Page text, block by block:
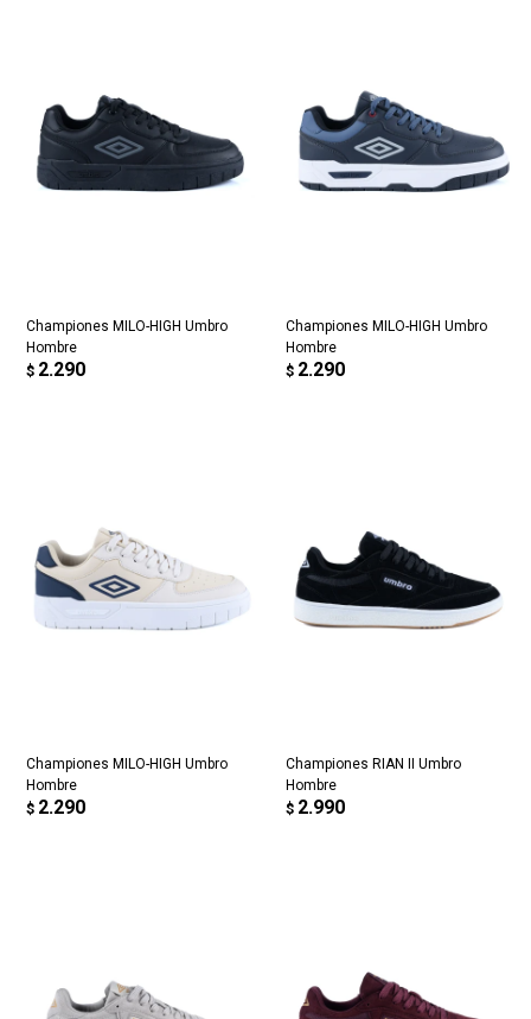
Championes MILO-HIGH Umbro
Hombre
$ 2.290
Championes MILO-HIGH Umbro
Hombre
$ 2.290
Championes MILO-HIGH Umbro
Hombre
$ 2.290
Championes RIAN II Umbro
Hombre
$ 2.990